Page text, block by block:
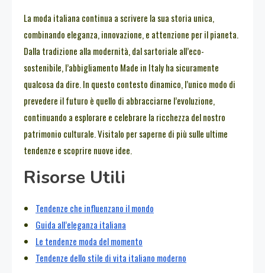
La moda italiana continua a scrivere la sua storia unica,
combinando eleganza, innovazione, e attenzione per il pianeta.
Dalla tradizione alla modernità, dal sartoriale all’eco-
sostenibile, l’abbigliamento Made in Italy ha sicuramente
qualcosa da dire. In questo contesto dinamico, l’unico modo di
prevedere il futuro è quello di abbracciarne l’evoluzione,
continuando a esplorare e celebrare la ricchezza del nostro
patrimonio culturale. Visitalo per saperne di più sulle ultime
tendenze e scoprire nuove idee.
Risorse Utili
Tendenze che influenzano il mondo
Guida all’eleganza italiana
Le tendenze moda del momento
Tendenze dello stile di vita italiano moderno